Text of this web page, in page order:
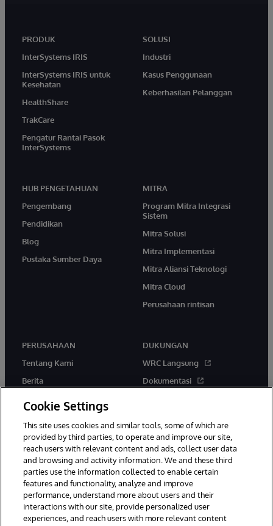
PRODUK
InterSystems IRIS
InterSystems IRIS untuk
Kesehatan
HealthShare
TrakCare
Pengatur Rantai Pasok
InterSystems
SOLUSI
Industri
Kasus Penggunaan
Keberhasilan Pelanggan
HUB PENGETAHUAN
Pengembang
Pendidikan
Blog
Pustaka Sumber Daya
MITRA
Program Mitra Integrasi
Sistem
Mitra Solusi
Mitra Implementasi
Mitra Aliansi Teknologi
Mitra Cloud
Perusahaan rintisan
PERUSAHAAN
Tentang Kami
Berita
DUKUNGAN
WRC Langsung
Dokumentasi
© 1996-2026 InterSystems Corporation, Boston, MA. Hak Cipta
Dilindungi Undang-Undang.
Cookie Settings
This site uses cookies and similar tools, some of which are
provided by third parties, to operate and improve our site,
reach users with relevant content and ads, collect user data
and browsing and activity information. We and these third
parties use the information collected to enable certain
features and functionality, analyze and improve
performance, understand more about users and their
interactions with our site, provide personalized user
experiences, and reach users with more relevant content